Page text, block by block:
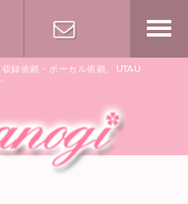
録依頼・ボーカル依頼、UTAU
気軽に♪